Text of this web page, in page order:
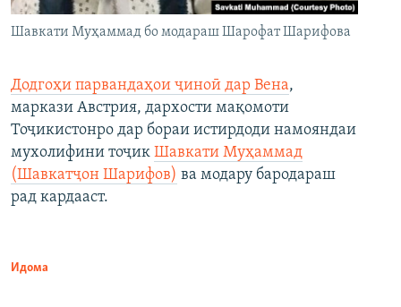
Шавкати Муҳаммад бо модараш Шарофат Шарифова
Додгоҳи парвандаҳои ҷиноӣ дар Вена,
маркази Австрия, дархости мақомоти
Тоҷикистонро дар бораи истирдоди намояндаи
мухолифини тоҷик Шавкати Муҳаммад
(Шавкатҷон Шарифов) ва модару бародараш
рад кардааст.
Идома